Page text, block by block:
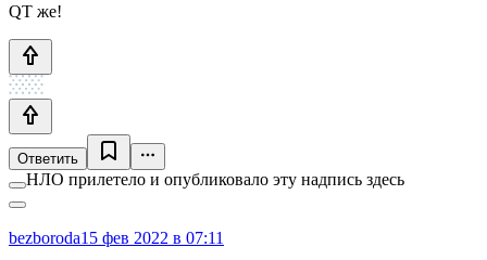
QT же!
Ответить
НЛО прилетело и опубликовало эту надпись здесь
bezboroda15 фев 2022 в 07:11